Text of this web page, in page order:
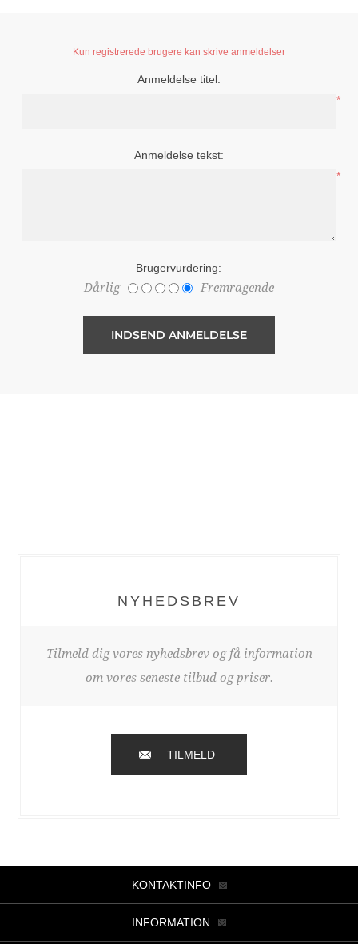
Kun registrerede brugere kan skrive anmeldelser
Anmeldelse titel:
*
Anmeldelse tekst:
*
Brugervurdering:
Dårlig Fremragende
NYHEDSBREV
Tilmeld dig vores nyhedsbrev og få information
om vores seneste tilbud og priser.
TILMELD
KONTAKTINFO
INFORMATION